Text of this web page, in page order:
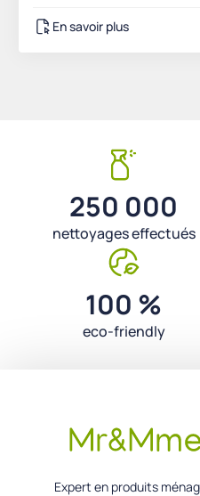
En savoir plus
250 000
nettoyages effectués
100 %
eco-friendly
Expert en produits